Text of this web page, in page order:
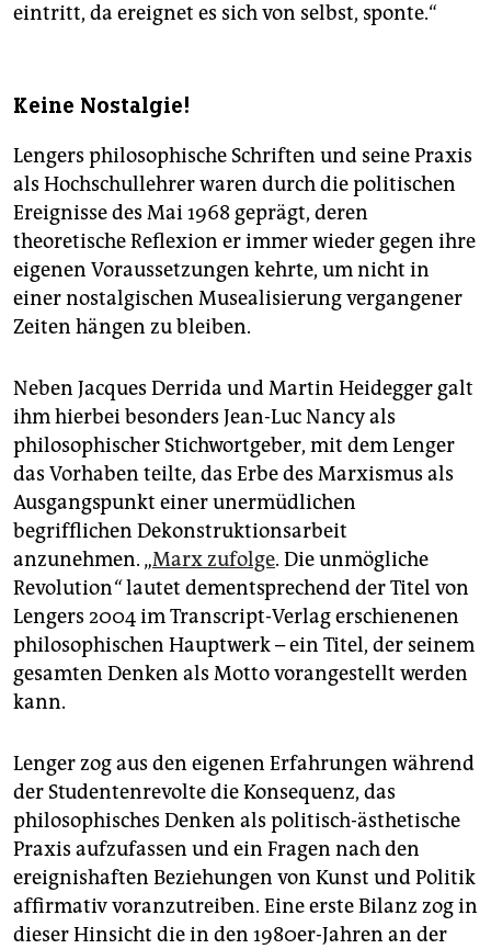
eintritt, da ereignet es sich von selbst, sponte.“
Keine Nostalgie!
Lengers philosophische Schriften und seine Praxis
als Hochschullehrer waren durch die politischen
Ereignisse des Mai 1968 geprägt, deren
theoretische Reflexion er immer wieder gegen ihre
eigenen Voraussetzungen kehrte, um nicht in
einer nostalgischen Musealisierung vergangener
Zeiten hängen zu bleiben.
Neben Jacques Derrida und Martin Heidegger galt
ihm hierbei besonders Jean-Luc Nancy als
philosophischer Stichwortgeber, mit dem Lenger
das Vorhaben teilte, das Erbe des Marxismus als
Ausgangspunkt einer unermüdlichen
begrifflichen Dekonstruktionsarbeit
anzunehmen. „Marx zufolge. Die unmögliche
Revolution“lautet dementsprechend der Titel von
Lengers 2004 im Transcript-Verlag erschienenen
philosophischen Hauptwerk – ein Titel, der seinem
gesamten Denken als Motto vorangestellt werden
kann.
Lenger zog aus den eigenen Erfahrungen während
der Studentenrevolte die Konsequenz, das
philosophisches Denken als politisch-ästhetische
Praxis aufzufassen und ein Fragen nach den
ereignishaften Beziehungen von Kunst und Politik
affirmativ voranzutreiben. Eine erste Bilanz zog in
dieser Hinsicht die in den 1980er-Jahren an der